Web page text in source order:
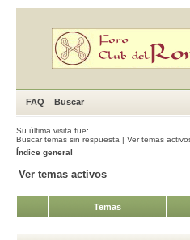
FAQ Buscar
Su última visita fue:
Buscar temas sin respuesta | Ver temas
Índice general
Ver temas activos
Temas